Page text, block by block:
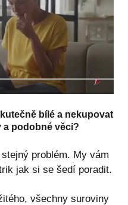
bílé a nekupovat
a podobné věci?
problém. My vám
jak si se šedí poradit.
všechny suroviny